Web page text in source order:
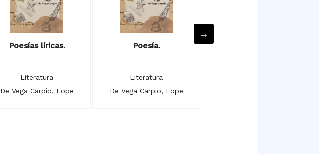
Poesías líricas.
Literatura
De Vega Carpio, Lope
Poesía.
Literatura
De Vega Carpio, Lope